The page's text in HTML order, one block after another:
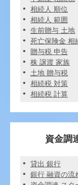
相続人 順位
相続人 範囲
生前贈与 土地
死亡保険金 相
贈与税 申告
株 譲渡 家族
土地 贈与税
相続税 対策
相続税 計算
資金調
貸出 銀行
銀行 融資の流